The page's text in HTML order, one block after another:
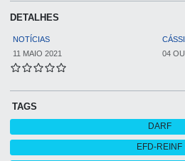
DETALHES
NOTÍCIAS
11 MAIO 2021
04
TAGS
DARF
EFD-REINF